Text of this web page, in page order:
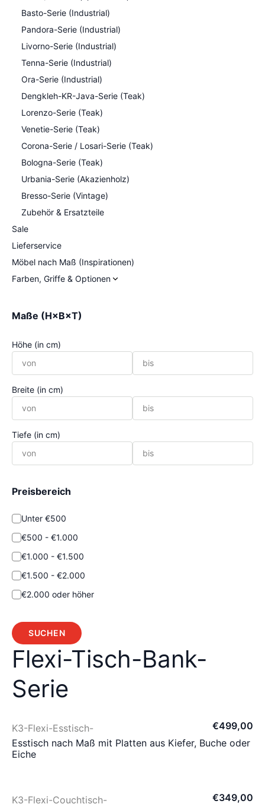
Basto-Serie (Industrial)
Pandora-Serie (Industrial)
Livorno-Serie (Industrial)
Tenna-Serie (Industrial)
Ora-Serie (Industrial)
Dengkleh-KR-Java-Serie (Teak)
Lorenzo-Serie (Teak)
Venetie-Serie (Teak)
Corona-Serie / Losari-Serie (Teak)
Bologna-Serie (Teak)
Urbania-Serie (Akazienholz)
Bresso-Serie (Vintage)
Zubehör & Ersatzteile
Sale
Lieferservice
Möbel nach Maß (Inspirationen)
Farben, Griffe & Optionen
Maße (H×B×T)
Höhe (in cm)
Breite (in cm)
Tiefe (in cm)
Preisbereich
Unter €500
€500 - €1.000
€1.000 - €1.500
€1.500 - €2.000
€2.000 oder höher
SUCHEN
Flexi-Tisch-Bank-
Serie
K3-Flexi-Esstisch- €499,00
Esstisch nach Maß mit Platten aus Kiefer, Buche oder
Eiche
K3-Flexi-Couchtisch- €349,00